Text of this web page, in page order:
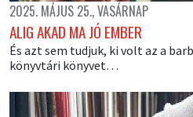
2025. MÁJUS 25., VASÁRNAP
ALIG AKAD MA JÓ EMBER
És azt sem tudjuk, ki volt az a
könyvtári könyvet…